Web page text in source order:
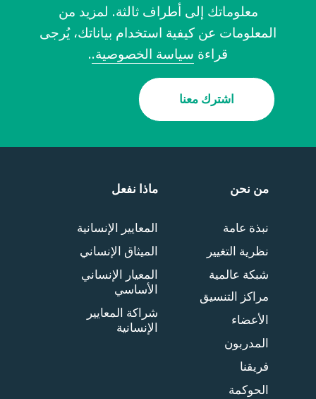
معلوماتك إلى أطراف ثالثة. لمزيد من
المعلومات عن كيفية استخدام بياناتك، يُرجى
قراءة سياسة الخصوصية..
اشترك معنا
من نحن
نبذة عامة
نظرية التغيير
شبكة عالمية
مراكز التنسيق
الأعضاء
المدربون
فريقنا
الحوكمة
ماذا نفعل
المعايير الإنسانية
الميثاق الإنساني
المعيار الإنساني
الأساسي
شراكة المعايير
الإنسانية